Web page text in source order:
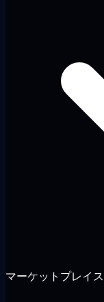
マーケットプレイス